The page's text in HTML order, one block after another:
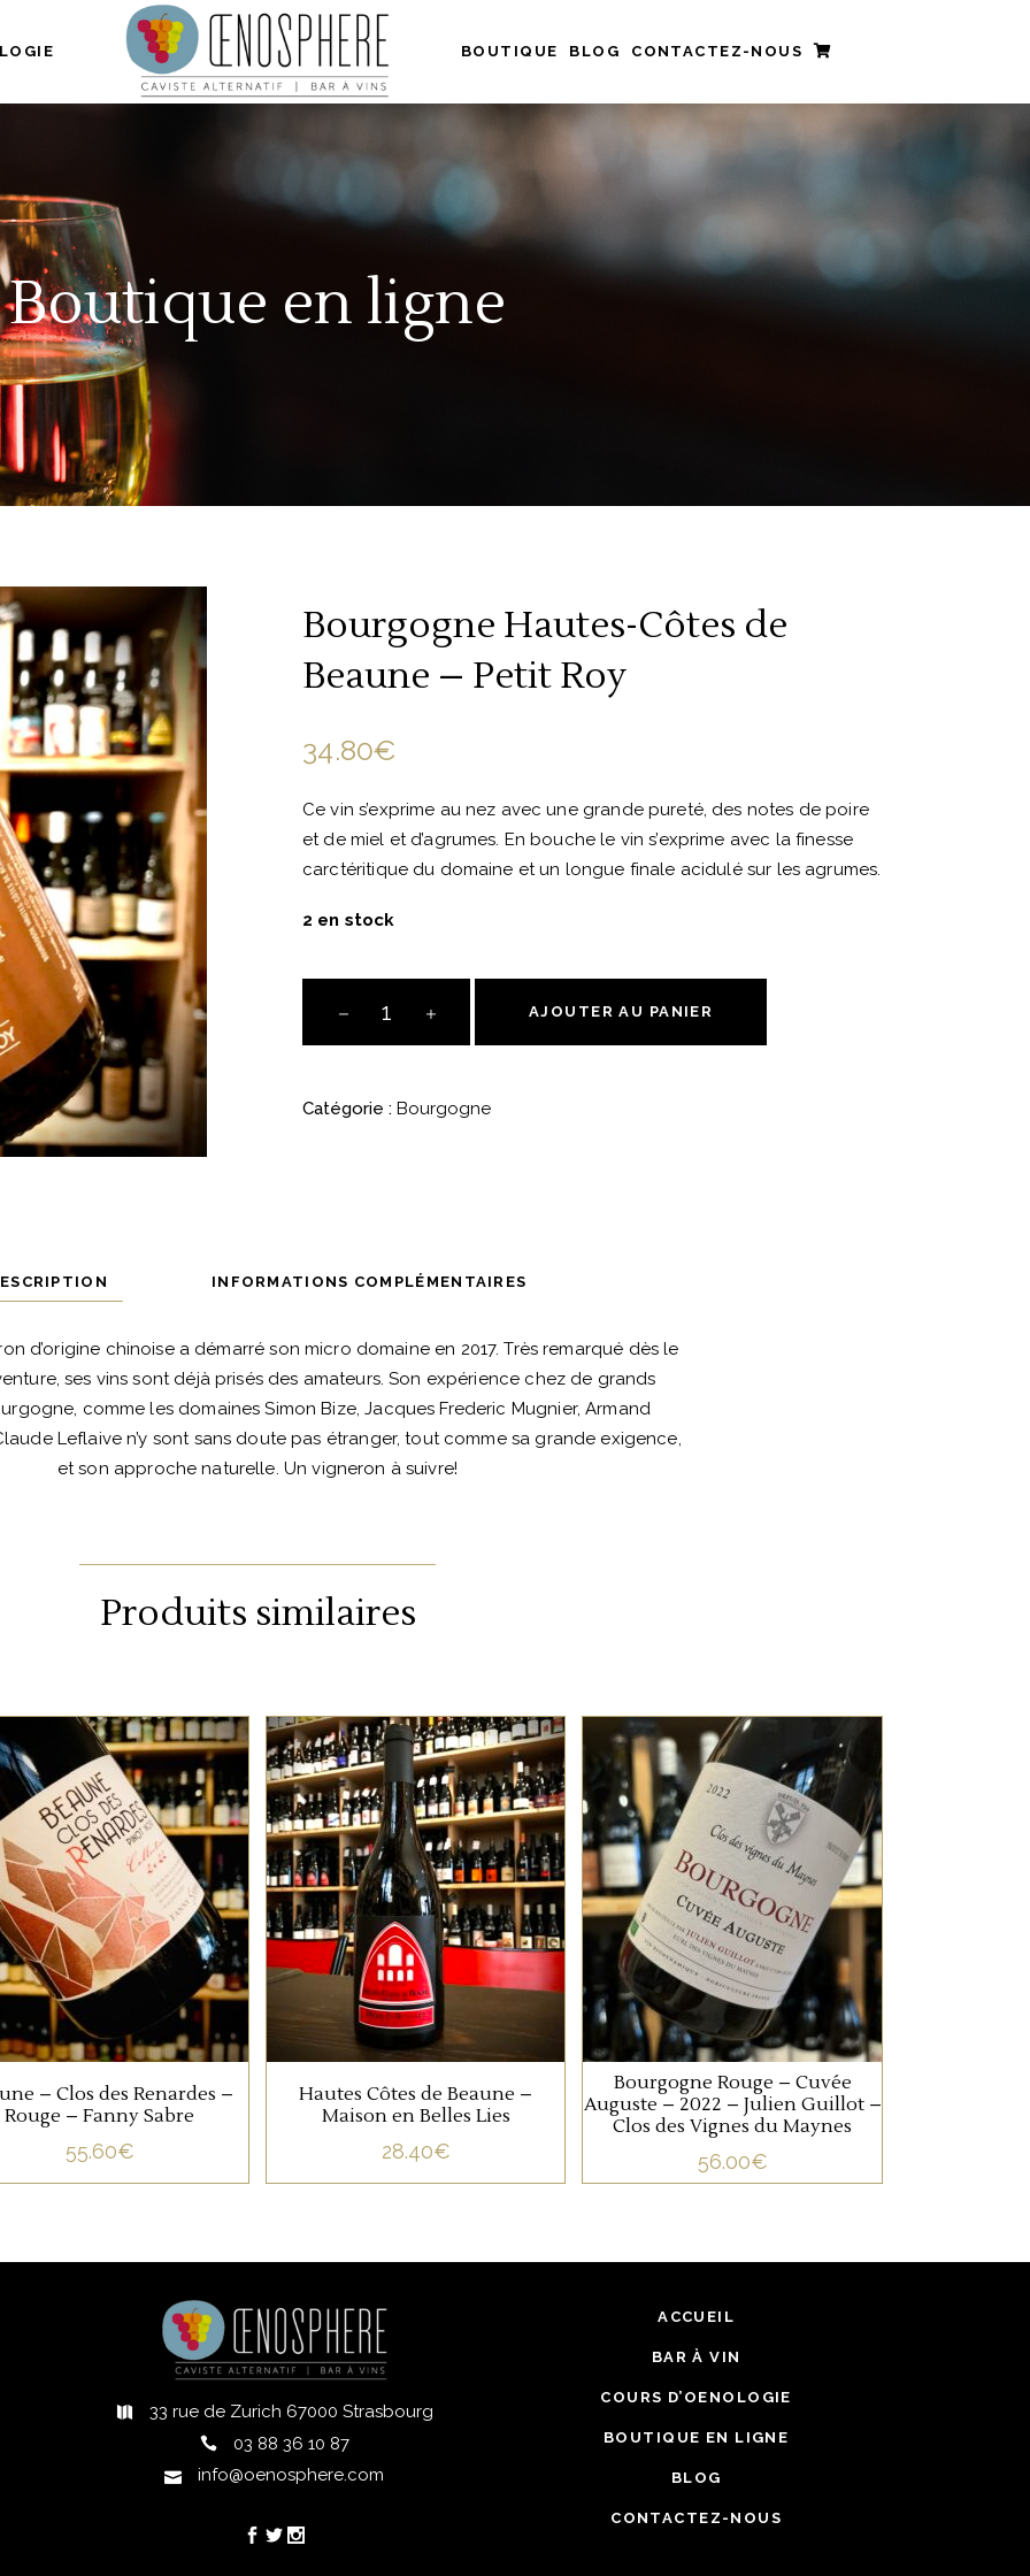
BOUTIQUE BLOG CONTACTEZ-NOUS
Boutique en ligne
Bourgogne Hautes-Côtes de
Beaune – Petit Roy
34.80€
Ce vin s’exprime au nez avec une grande pureté, des notes de poire
et de miel et d’agrumes. En bouche le vin s’exprime avec la finesse
carctéritique du domaine et un longue finale acidulé sur les agrumes.
2 en stock
Hautes-
Côtes
Beaune
AJOUTER AU PANIER
Catégorie : Bourgogne
INFORMATIONS COMPLÉMENTAIRES
d’origine chinoise a démarré son micro domaine en 2017. Très remarqué dès le
ses vins sont déjà prisés des amateurs. Son expérience chez de grands
comme les domaines Simon Bize, Jacques Frederic Mugnier, Armand
Leflaive n’y sont sans doute pas étranger, tout comme sa grande exigence,
et son approche naturelle. Un vigneron à suivre!
Produits similaires
BOURGOGNE
Fanny Sabre réalise un
Beaune Rouge tout en
élégance. Le Pinot Noir
orienté sur la finesse, un
nez délicat, des tanins
ce qu’on aime en
Bourgogne.
AJOUTER AU PANIER
– Clos des Renardes –
Rouge – Fanny Sabre
55.60€
BOURGOGNE
Vin léger et délicat, sur la
finesse. Vinification
naturelle, léger sulfitage
de protection.
AJOUTER AU PANIER
Hautes Côtes de Beaune –
Maison en Belles Lies
28.40€
BOURGOGNE
Sélection parcellaire de
vignes de Pinot Noir de 60
ans, élevées un an en fût
de chêne, pour un vin
doté d’une remarquable
structure tannique
pouvant s’oublier
quelques temps encore
en cave.
AJOUTER AU PANIER
Bourgogne Rouge – Cuvée
Auguste – 2022 – Julien Guillot –
Clos des Vignes du Maynes
56.00€
33 rue de Zurich 67000 Strasbourg
03 88 36 10 87
info@oenosphere.com
ACCUEIL
BAR À VIN
COURS D’OENOLOGIE
BOUTIQUE EN LIGNE
BLOG
CONTACTEZ-NOUS